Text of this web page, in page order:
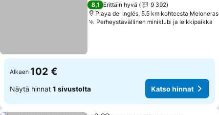
8,1 Erittäin hyvä
9 392
Playa del Inglés, 5.5 km kohteesta Meloneras
Perheystävällinen miniklubi ja leikkipaikka
Alkaen 102 €
Näytä hinnat 1 sivustolta Katso hinnat